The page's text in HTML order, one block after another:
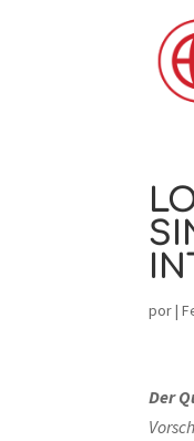
por|
Der